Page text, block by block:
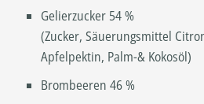
Gelierzucker 54 %
(Zucker, Säuerungsmittel
Apfelpektin, Palm-& Kokosöl)
Brombeeren 46 %